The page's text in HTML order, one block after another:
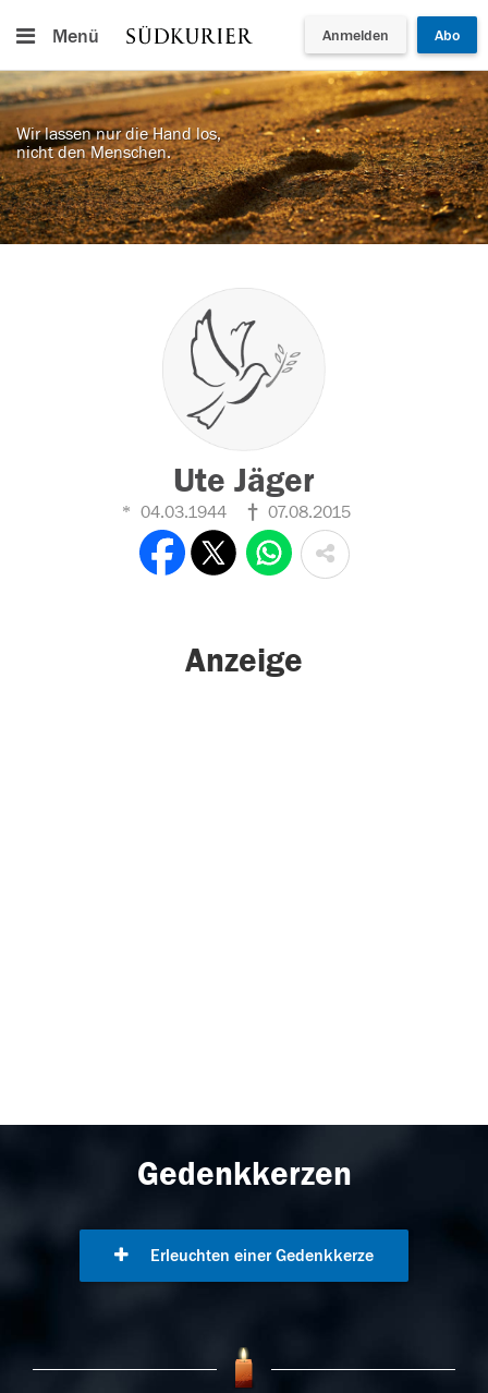
Menü Anmelden Abo
Wir lassen nur die Hand los,
nicht den Menschen.
Ute Jäger
04.03.1944 07.08.2015
Anzeige
Gedenkkerzen
Erleuchten einer Gedenkkerze